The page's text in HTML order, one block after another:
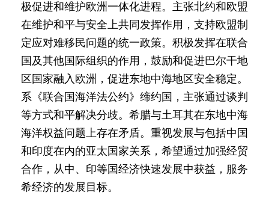
极促进和维护欧洲一体化进程。主张北约和欧盟
在维护和平与安全上共同发挥作用，支持欧盟制
定应对难移民问题的统一政策。积极发挥在联合
国及其他国际组织的作用，鼓励和促进巴尔干地
区国家融入欧洲，促进东地中海地区安全稳定。
系《联合国海洋法公约》缔约国，主张通过谈判
等方式和平解决分歧。希腊与土耳其在东地中海
海洋权益问题上存在矛盾。重视发展与包括中国
和印度在内的亚太国家关系，希望通过加强经贸
合作，从中、印等国经济快速发展中获益，服务
希经济的发展目标。